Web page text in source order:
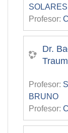
SOLARES
Profesor:
Dr.
Profesor:
BRUNO
Profesor: